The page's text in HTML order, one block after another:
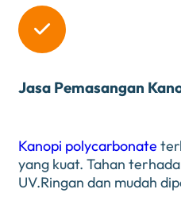

Jasa Pemasangan
Kanopi polycarbonate
yang kuat. Tahan
UV.Ringan dan mudah